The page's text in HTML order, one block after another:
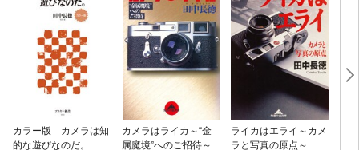
カラー版 カメラは知
的な遊びなのだ。
カメラはライカ～“金
属魔境”へのご招待～
ライカはエライ～カメ
ラと写真の原点～